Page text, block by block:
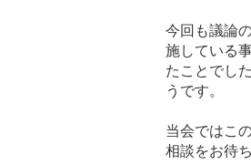
今回も議論
施している
たことでし
うです。
当会ではこ
相談をお待